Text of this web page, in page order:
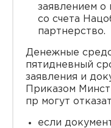
заявлением
со счета
партнерство.
Денежные
пятидневный
заявления и
Приказом
пр могут
если